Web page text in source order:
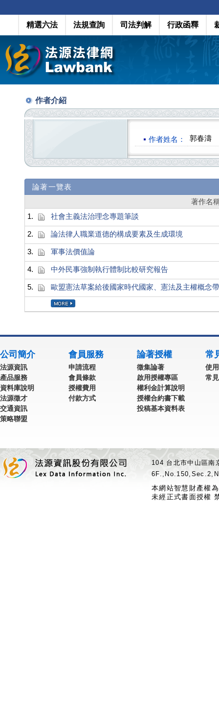
精選六法 法規查詢 司法判解 行政函釋
作者介紹
作者姓名： 郭春濤
論著一覽表
著作名
1.
社會主義法治理念專題筆談
2. 論法律人職業道德的構成要素及生成環境
3. 軍事法價值論
4. 中外民事強制執行體制比較研究報告
5. 歐盟憲法草案給後國家時代國家、憲法及主權概念
公司簡介
法源資訊
產品服務
資料庫說明
法源徵才
交通資訊
策略聯盟
會員服務
申請流程
會員條款
授權費用
付款方式
論著授權
徵集論著
啟用授權專區
權利金計算說明
授權合約書下載
投稿基本資料表
常
使
常
104 台北市中山區
本網站智慧財產權
未經正式書面授權